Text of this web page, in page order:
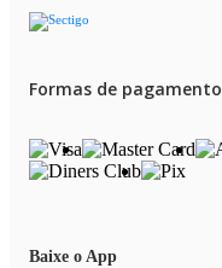
Formas de pagamento
Baixe o App